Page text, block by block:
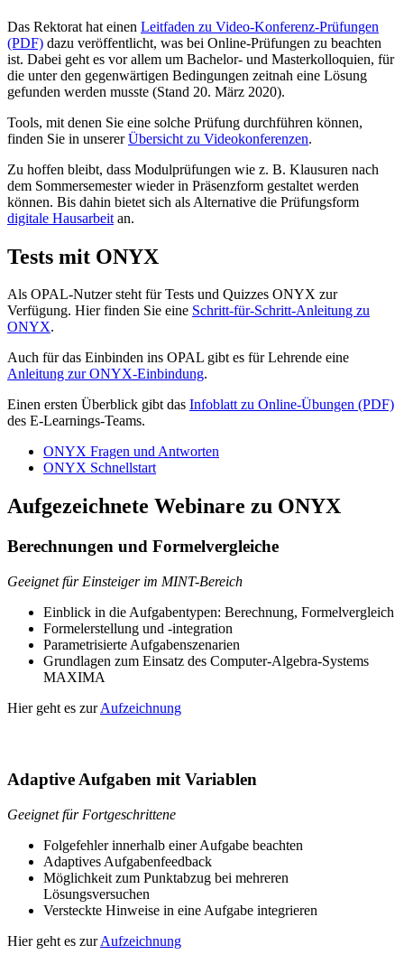
Das Rektorat hat einen Leitfaden zu Video-Konferenz-Prüfungen
(PDF) dazu veröffentlicht, was bei Online-Prüfungen zu beachten
ist. Dabei geht es vor allem um Bachelor- und Masterkolloquien, für
die unter den gegenwärtigen Bedingungen zeitnah eine Lösung
gefunden werden musste (Stand 20. März 2020).
Tools, mit denen Sie eine solche Prüfung durchführen können,
finden Sie in unsererÜbersicht zu Videokonferenzen.
Zu hoffen bleibt, dass Modulprüfungen wie z. B. Klausuren nach
dem Sommersemester wieder in Präsenzform gestaltet werden
können. Bis dahin bietet sich als Alternative die Prüfungsform
digitale Hausarbeit an.
Tests mit ONYX
Als OPAL-Nutzer steht für Tests und Quizzes ONYX zur
Verfügung. Hier finden Sie eine Schritt-für-Schritt-Anleitung zu
ONYX.
Auch für das Einbinden ins OPAL gibt es für Lehrende eine
Anleitung zur ONYX-Einbindung.
Einen ersten Überblick gibt das Infoblatt zu Online-Übungen (PDF)
des E-Learnings-Teams.
ONYX Fragen und Antworten
ONYX Schnellstart
Aufgezeichnete Webinare zu ONYX
Berechnungen und Formelvergleiche
Geeignet für Einsteiger im MINT-Bereich
Einblick in die Aufgabentypen: Berechnung, Formelvergleich
Formelerstellung und -integration
Parametrisierte Aufgabenszenarien
Grundlagen zum Einsatz des Computer-Algebra-Systems
MAXIMA
Hier geht es zurAufzeichnung
Adaptive Aufgaben mit Variablen
Geeignet für Fortgeschrittene
Folgefehler innerhalb einer Aufgabe beachten
Adaptives Aufgabenfeedback
Möglichkeit zum Punktabzug bei mehreren
Lösungsversuchen
Versteckte Hinweise in eine Aufgabe integrieren
Hier geht es zurAufzeichnung